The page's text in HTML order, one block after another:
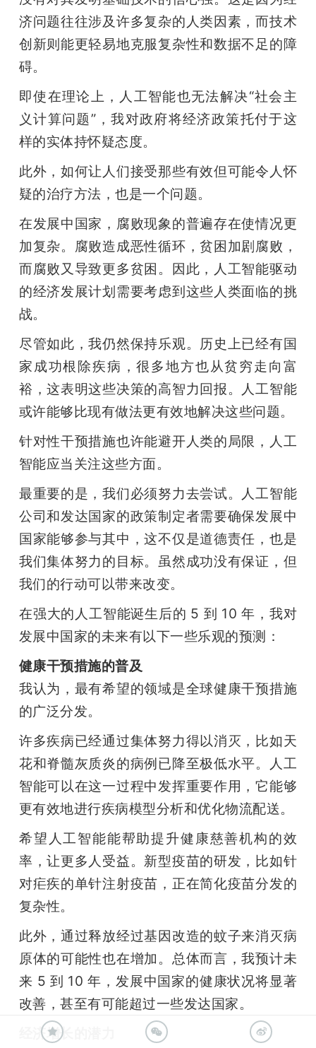
济问题往往涉及许多复杂的人类因素，而技术
创新则能更轻易地克服复杂性和数据不足的障
碍。
即使在理论上，人工智能也无法解决“社会主
义计算问题”，我对政府将经济政策托付于这
样的实体持怀疑态度。
此外，如何让人们接受那些有效但可能令人怀
疑的治疗方法，也是一个问题。
在发展中国家，腐败现象的普遍存在使情况更
加复杂。腐败造成恶性循环，贫困加剧腐败，
而腐败又导致更多贫困。因此，人工智能驱动
的经济发展计划需要考虑到这些人类面临的挑
战。
尽管如此，我仍然保持乐观。历史上已经有国
家成功根除疾病，很多地方也从贫穷走向富
裕，这表明这些决策的高智力回报。人工智能
或许能够比现有做法更有效地解决这些问题。
针对性干预措施也许能避开人类的局限，人工
智能应当关注这些方面。
最重要的是，我们必须努力去尝试。人工智能
公司和发达国家的政策制定者需要确保发展中
国家能够参与其中，这不仅是道德责任，也是
我们集体努力的目标。虽然成功没有保证，但
我们的行动可以带来改变。
在强大的人工智能诞生后的 5 到 10 年，我对
发展中国家的未来有以下一些乐观的预测：
健康干预措施的普及
我认为，最有希望的领域是全球健康干预措施
的广泛分发。
许多疾病已经通过集体努力得以消灭，比如天
花和脊髓灰质炎的病例已降至极低水平。人工
智能可以在这一过程中发挥重要作用，它能够
更有效地进行疾病模型分析和优化物流配送。
希望人工智能能帮助提升健康慈善机构的效
率，让更多人受益。新型疫苗的研发，比如针
对疟疾的单针注射疫苗，正在简化疫苗分发的
复杂性。
此外，通过释放经过基因改造的蚊子来消灭病
原体的可能性也在增加。总体而言，我预计未
来 5 到 10 年，发展中国家的健康状况将显著
改善，甚至有可能超过一些发达国家。
经济增长的潜力